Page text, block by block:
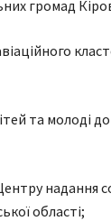
громад
та молоді
надання
області;